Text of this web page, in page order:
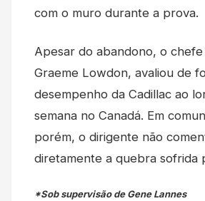
com o muro durante a prova.
Apesar do abandono, o
Graeme Lowdon, avaliou de
desempenho da Cadillac ao
semana no Canadá. Em
porém, o dirigente não
diretamente a quebra sofrida
*Sob supervisão de Gene Lannes